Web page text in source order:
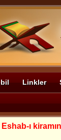
Linkler
Eshab-ı